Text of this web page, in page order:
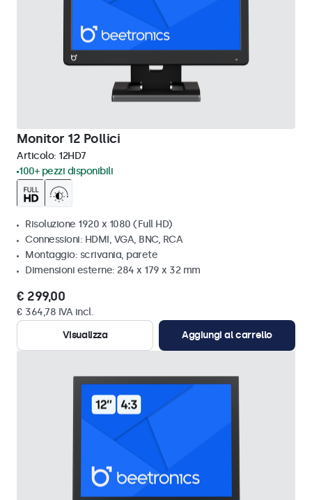
Monitor 12 Pollici
Articolo: 12HD7
100+ pezzi disponibili
Risoluzione 1920 x 1080 (Full HD)
Connessioni: HDMI, VGA, BNC, RCA
Montaggio: scrivania, parete
Dimensioni esterne: 284 x 179 x 32 mm
€ 299,00
€ 364,78 IVA incl.
Visualizza
Aggiungi al carrello